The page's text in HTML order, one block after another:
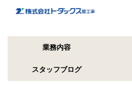
業務内容
スタッフブログ